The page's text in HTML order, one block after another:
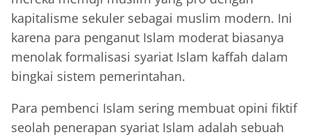
kapitalisme sekuler sebagai muslim modern. Ini
karena para penganut Islam moderat biasanya
menolak formalisasi syariat Islam kaffah dalam
bingkai sistem pemerintahan.
Para pembenci Islam sering membuat opini fiktif
seolah penerapan syariat Islam adalah sebuah